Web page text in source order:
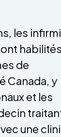
les
de
Canada, y
et les
une